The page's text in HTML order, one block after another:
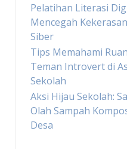
Pelatihan Literasi
Mencegah
Siber
Tips Memahami
Teman Introvert di
Sekolah
Aksi Hijau Sekolah:
Olah Sampah
Desa